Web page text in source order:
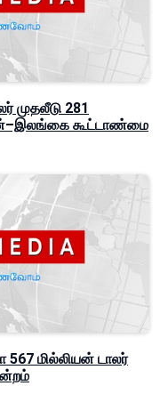
முதலீடு 281
கூட்டாண்மை
567 மில்லியன் டாலர்